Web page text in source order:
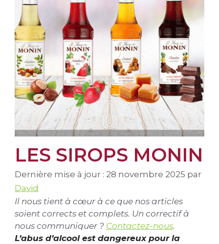
LES SIROPS MONIN
Dernière mise à jour : 28 novembre 2025 par
David
Il nous tient à cœur à ce que nos articles
soient corrects et complets. Un correctif à
nous communiquer ? Contactez-nous.
L’abus d’alcool est dangereux pour la